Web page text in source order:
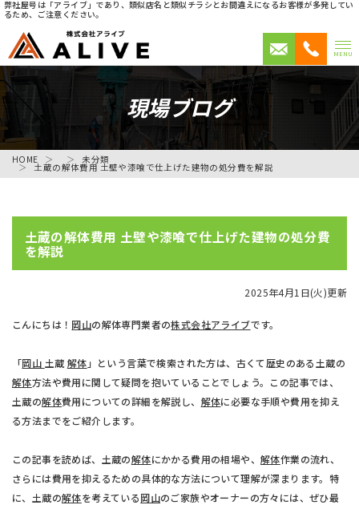
弊社屋号は「アライブ」であり、類似店名と類似チラシとお間違えになるお客様が多発してい
るため、ご注意ください。
MENU
現場ブログ
HOME 未分類
土蔵の解体費用 土壁や漆喰で仕上げた建物の処分費を解説
土蔵の解体費用 土壁や漆喰で仕上げた建物の処分費
を解説
2025年4月1日(火)更新
こんにちは！ 岡山の解体専門業者の株式会社アライブです。
「岡山 土蔵解体 」という言葉で検索された方は、古くて歴史のある土蔵の
解体方法や費用に関して疑問を抱いていることでしょう。この記事では、
土蔵の解体費用についての詳細を解説し、 解体に必要な手順や費用を抑え
る方法までをご紹介します。
この記事を読めば、土蔵の解体にかかる費用の相場や、解体作業の流れ、
さらには費用を抑えるための具体的な方法について理解が深まります。特
に、土蔵の解体を考えている岡山のご家族やオーナーの方々には、ぜひ最